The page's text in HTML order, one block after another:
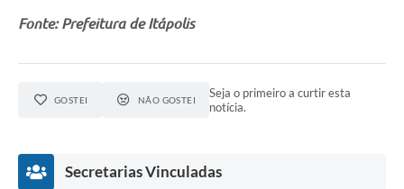
Contas Públicas
Links
Telefones Úteis
Enquete
Fonte: Prefeitura de Itápolis
GOSTEI NÃO GOSTEI
Seja o primeiro a curtir esta
notícia.
Secretarias Vinculadas